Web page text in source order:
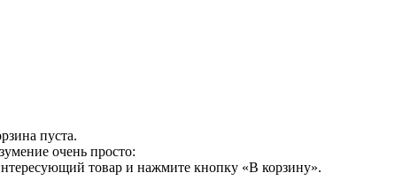
пуста.
очень просто:
товар и нажмите кнопку «В корзину».